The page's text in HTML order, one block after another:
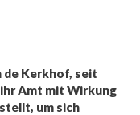
de Kerkhof, seit
ihr Amt mit Wirkung
um sich